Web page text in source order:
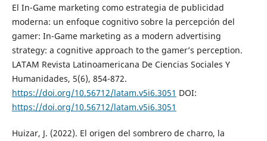
El In-Game marketing como estrategia de publicidad
moderna: un enfoque cognitivo sobre la percepción del
gamer: In-Game marketing as a modern advertising
strategy: a cognitive approach to the gamer’s perception.
LATAM Revista Latinoamericana De Ciencias Sociales Y
Humanidades, 5(6), 854-872.
https://doi.org/10.56712/latam.v5i6.3051 DOI:
https://doi.org/10.56712/latam.v5i6.3051
Huizar, J. (2022). El origen del sombrero de charro, la